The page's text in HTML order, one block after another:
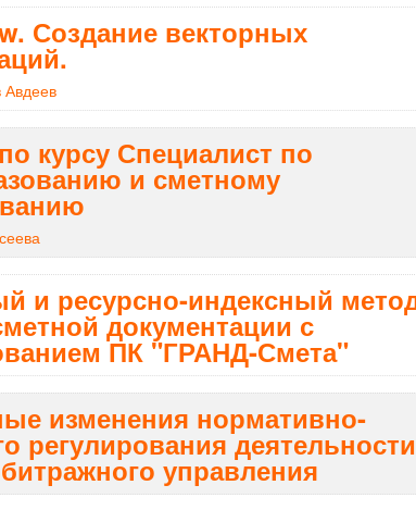
Создание векторных
Авдеев
курсу Специалист по
и сметному
и ресурсно-индексный
документации с
ПК "ГРАНД-Смета"
изменения нормативно-
регулирования
управления